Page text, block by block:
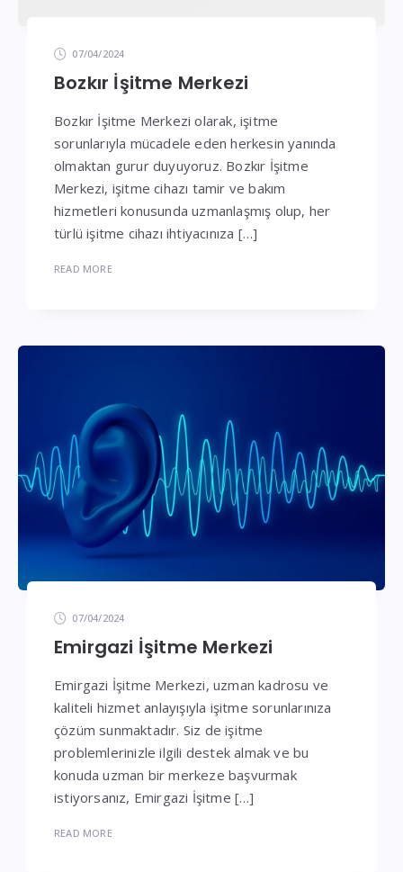
07/04/2024
Bozkır İşitme Merkezi
Bozkır İşitme Merkezi olarak, işitme
sorunlarıyla mücadele eden herkesin yanında
olmaktan gurur duyuyoruz. Bozkır İşitme
Merkezi, işitme cihazı tamir ve bakım
hizmetleri konusunda uzmanlaşmış olup, her
türlü işitme cihazı ihtiyacınıza […]
READ MORE
07/04/2024
Emirgazi İşitme Merkezi
Emirgazi İşitme Merkezi, uzman kadrosu ve
kaliteli hizmet anlayışıyla işitme sorunlarınıza
çözüm sunmaktadır. Siz de işitme
problemlerinizle ilgili destek almak ve bu
konuda uzman bir merkeze başvurmak
istiyorsanız, Emirgazi İşitme […]
READ MORE